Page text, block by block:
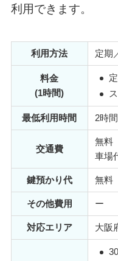
利用できます。
利用方法 定期
料金
(1時間)
最低利用時間 2時間
交通費
無料
車場
鍵預かり代 無料
その他費用 ー
対応エリア 大阪